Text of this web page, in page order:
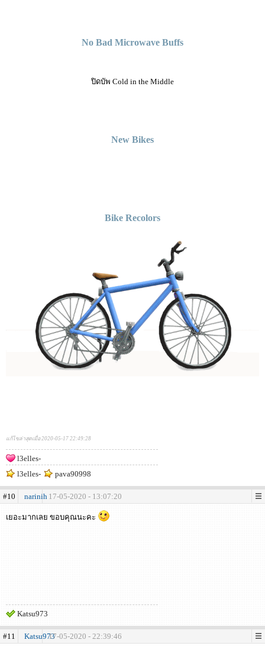
No Bad Microwave Buffs
ปิดบัพ Cold in the Middle
New Bikes
Bike Recolors
แก้ไขล่าสุดเมื่อ 2020-05-17 22:49:28
l3elles-
l3elles-
pava90998
#10 narinih 17-05-2020 - 13:07:20
เยอะมากเลย ขอบคุณนะคะ
Katsu973
#11 Katsu97317-05-2020 - 22:39:46